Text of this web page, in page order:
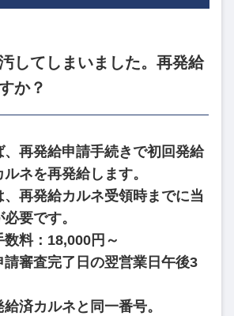
してしまいました。再発給
か？
再発給申請手続きで初回発給
ネを再発給します。
再発給カルネ受領時までに当
要です。
料：18,000円～
審査完了日の翌営業日午後3
済カルネと同一番号。